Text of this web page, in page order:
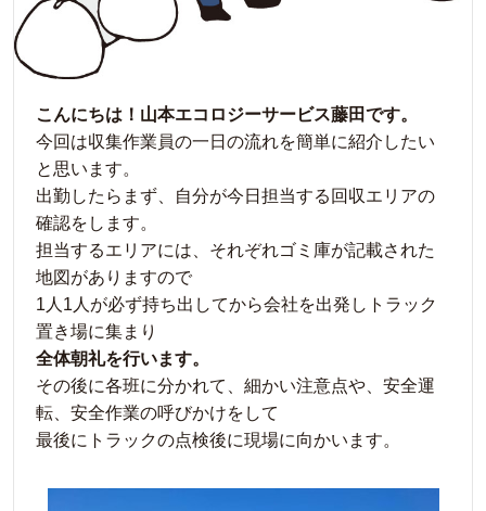
こんにちは！山本エコロジーサービス藤田です。
今回は収集作業員の一日の流れを簡単に紹介したい
と思います。
出勤したらまず、自分が今日担当する回収エリアの
確認をします。
担当するエリアには、それぞれゴミ庫が記載された
地図がありますので
1人1人が必ず持ち出してから会社を出発しトラック
置き場に集まり
全体朝礼を行います。
その後に各班に分かれて、細かい注意点や、安全運
転、安全作業の呼びかけをして
最後にトラックの点検後に現場に向かいます。